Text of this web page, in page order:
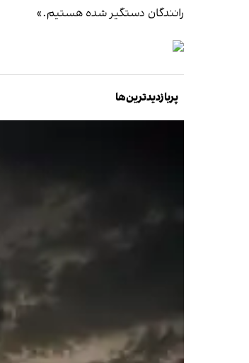
رانندگان دستگیر شده هستیم.»
پربازدیدترین‌ها